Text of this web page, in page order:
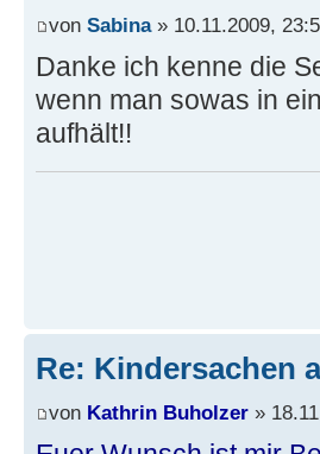
von Sabina» 10.11.2009,
Danke ich kenne die
wenn man sowas in
aufhält!!
Re: Kindersachen
von Kathrin Buholzer »